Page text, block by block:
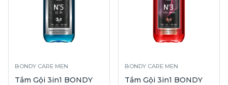
BONDY CARE MEN
Tắm Gội 3in1 BONDY
BONDY CARE MEN
Tắm Gội 3in1 BONDY